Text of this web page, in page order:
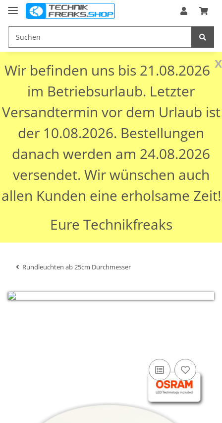
x
Wir befinden uns bis 21.08.2026
im Betriebsurlaub. Letzter
Versandtermin vor dem Urlaub ist
der 10.08.2026. Bestellungen
danach werden am 24.08.2026
versendet. Wir wünschen auch
allen Kunden eine erholsame Zeit!
Eure Technikfreaks
Rundleuchten ab 25cm Durchmesser